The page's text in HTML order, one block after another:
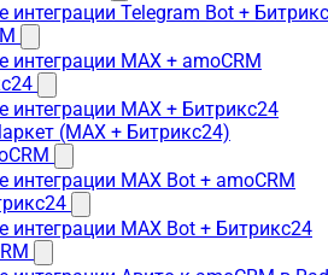
интеграции Telegram Bot +
интеграции MAX + amoCRM
интеграции MAX + Битрикс24
(MAX + Битрикс24)
интеграции MAX Bot + amoCRM
интеграции MAX Bot + Битрикс24